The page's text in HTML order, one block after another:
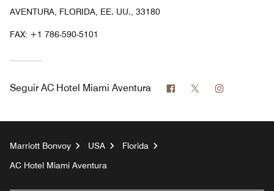
AVENTURA, FLORIDA, EE. UU., 33180
FAX: +1 786-590-5101
Seguir AC Hotel Miami Aventura Facebook
Twitter
Marriott Bonvoy USA
Florida
AC Hotel Miami Aventura